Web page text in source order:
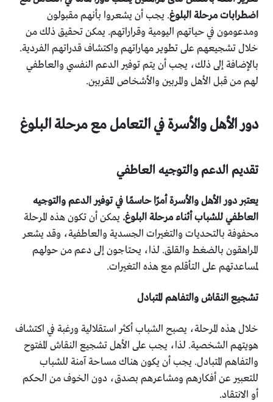
اضطرابات مرحلة البلوغ. يجب أن يشعروا بأنهم مقبولون
ومدعومون في حياتهم اليومية وقراراتهم. يمكن تحقيق ذلك من
خلال تشجيعهم على تطوير مهاراتهم واكتشاف قدراتهم الفردية.
بالإضافة إلى ذلك، يجب أن يتم توفير الدعم النفسي والعاطفي
لهم من قبل الأهل والمربين والأشخاص المقربين.
دور الأهل والأسرة في التعامل مع مرحلة البلوغ
تقديم الدعم والتوجيه العاطفي
يعتبر دور الأهل والأسرة أمرًا حاسمًا في توفير الدعم والتوجيه
العاطفي للشباب أثناء مرحلة البلوغ. يمكن أن تكون هذه المرحلة
محفوفة بالتحديات والتغيرات الجسدية والعاطفية، وقد يشعر
المراهقون بالضغط والقلق. لذا، يحتاجون إلى دعم من حولهم
لمساعدتهم على التأقلم مع هذه التغيرات.
تشجيع النقاش والتفاهم المتبادل
خلال هذه المرحلة، يصبح الشباب أكثر استقلالية ورغبة في اكتشاف
هويتهم الشخصية. لذا، يجب على الأهل تشجيع النقاش المفتوح
والتفاهم المتبادل. يجب أن يكون هناك مساحة آمنة للشباب
للتعبير عن أفكارهم ومشاعرهم بصدق، دون الخوف من الحكم
أو الانتقاد.